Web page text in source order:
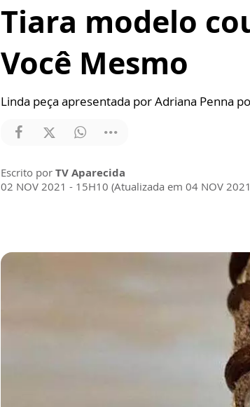
Tiara modelo
Você Mesmo
Linda peça apresentada por Adriana Penna
Escrito por TV Aparecida
02 NOV 2021 - 15H10 (Atualizada em 04 NOV